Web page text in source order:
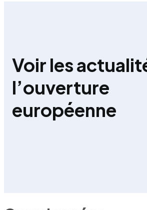
Voir les
l’ouverture
européenne